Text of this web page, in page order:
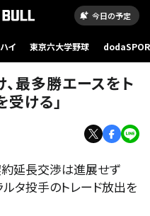
今日の予定
イ 東京六大学野球
最多勝エースをト
ける」
約延長交渉は進展せず
タ投手のトレード放出を